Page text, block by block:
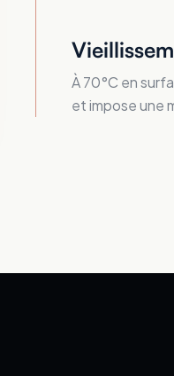
À 70°C en
et impose une